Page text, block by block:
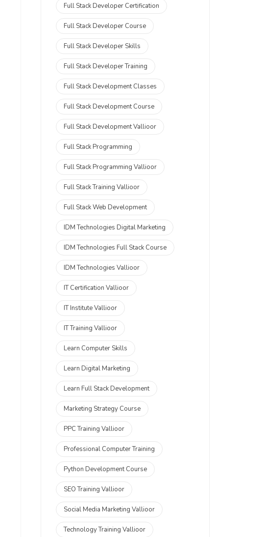
Full Stack Developer Certification
Full Stack Developer Course
Full Stack Developer Skills
Full Stack Developer Training
Full Stack Development Classes
Full Stack Development Course
Full Stack Development Vallioor
Full Stack Programming
Full Stack Programming Vallioor
Full Stack Training Vallioor
Full Stack Web Development
IDM Technologies Digital Marketing
IDM Technologies Full Stack Course
IDM Technologies Vallioor
IT Certification Vallioor
IT Institute Vallioor
IT Training Vallioor
Learn Computer Skills
Learn Digital Marketing
Learn Full Stack Development
Marketing Strategy Course
PPC Training Vallioor
Professional Computer Training
Python Development Course
SEO Training Vallioor
Social Media Marketing Vallioor
Technology Training Vallioor